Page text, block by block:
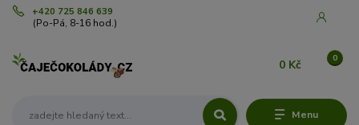
Menu
+420 725 846 639
(Po-Pá, 8-16 hod.)
0
0 Kč